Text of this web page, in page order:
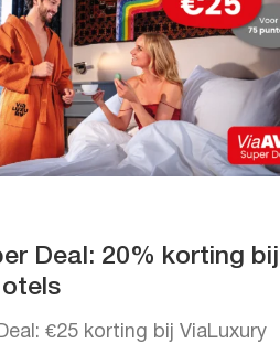
Deal: 20% korting bij
€25 korting bij ViaLuxury